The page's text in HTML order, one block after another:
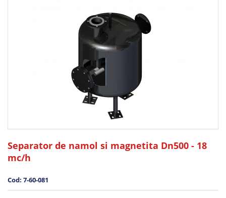
Separator de namol si magnetita Dn500 - 18
mc/h
Cod: 7-60-081